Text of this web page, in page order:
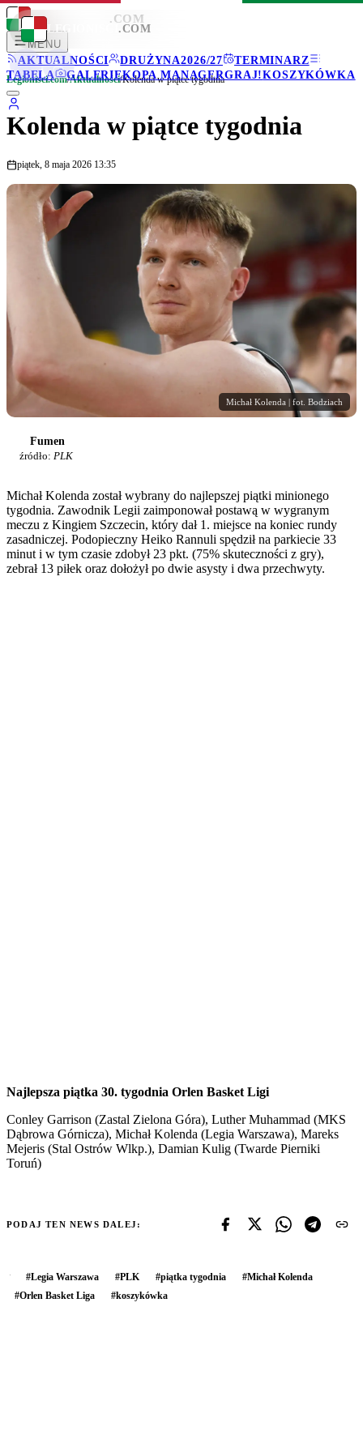
LEGIONISCI .COM
MENU
AKTUALNOŚCI
DRUŻYNA2026/27
TERMINARZ
TABELA
GALERIEKOPA MANAGERGRAJ!KOSZYKÓWKA
LEGIONISCI .COM
Legionisci.com/Aktualności/Kolenda w piątce tygodnia
Kolenda w piątce tygodnia
piątek, 8 maja 2026 13:35
Michał Kolenda | fot. Bodziach
Fumen
źródło: PLK
Michał Kolenda został wybrany do najlepszej piątki minionego
tygodnia. Zawodnik Legii zaimponował postawą w wygranym
meczu z Kingiem Szczecin, który dał 1. miejsce na koniec rundy
zasadniczej. Podopieczny Heiko Rannuli spędził na parkiecie 33
minut i w tym czasie zdobył 23 pkt. (75% skuteczności z gry),
zebrał 13 piłek oraz dołożył po dwie asysty i dwa przechwyty.
Najlepsza piątka 30. tygodnia Orlen Basket Ligi
Conley Garrison (Zastal Zielona Góra), Luther Muhammad (MKS
Dąbrowa Górnicza), Michał Kolenda (Legia Warszawa), Mareks
Mejeris (Stal Ostrów Wlkp.), Damian Kulig (Twarde Pierniki
Toruń)
PODAJ TEN NEWS DALEJ:
#Legia Warszawa #PLK #piątka tygodnia #Michał Kolenda
#Orlen Basket Liga #koszykówka